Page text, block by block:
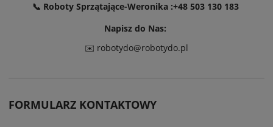
📞 Roboty Sprzątające-Weronika :+48 503 130 183
Napisz do Nas:
✉️ robotydo@robotydo.pl
FORMULARZ KONTAKTOWY